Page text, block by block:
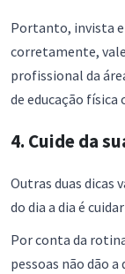
Portanto, invista
corretamente,
profissional da
de educação física
4. Cuide da
Outras duas dicas
do dia a dia é
Por conta da
pessoas não dão a